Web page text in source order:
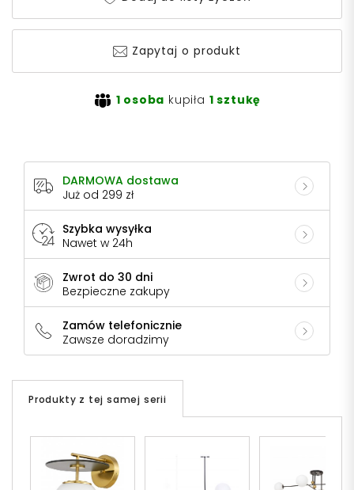
Zapytaj o produkt
1 osoba kupiła 1 sztukę
DARMOWA dostawa
Już od 299 zł
Szybka wysyłka
Nawet w 24h
Zwrot do 30 dni
Bezpieczne zakupy
Zamów telefonicznie
Zawsze doradzimy
Produkty z tej samej serii